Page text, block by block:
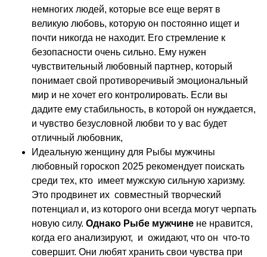
немногих людей, которые все еще верят в
великую любовь, которую он постоянно ищет и
почти никогда не находит. Его стремление к
безопасности очень сильно. Ему нужен
чувствительный любовный партнер, который
понимает свой противоречивый эмоциональный
мир и не хочет его контролировать. Если вы
дадите ему стабильность, в которой он нуждается,
и чувство безусловной любви то у вас будет
отличный любовник,
Идеальную женщину для Рыбы мужчины
любовный гороскоп 2025 рекомендует поискать
среди тех, кто имеет мужскую сильную харизму.
Это продвинет их совместный творческий
потенциал и, из которого они всегда могут черпать
новую силу. Однако Рыбе мужчине не нравится,
когда его анализируют, и ожидают, что он что-то
совершит. Они любят хранить свои чувства при